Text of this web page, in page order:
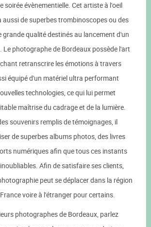
soirée évènementielle. Cet artiste à l'oeil
aussi de superbes trombinoscopes ou des
grande qualité destinés au lancement d'un
Le photographe de Bordeaux possède l'art
retranscrire les émotions à travers
équipé d'un matériel ultra performant
technologies, ce qui lui permet
maîtrise du cadrage et de la lumière.
souvenirs remplis de témoignages, il
de superbes albums photos, des livres
numériques afin que tous ces instants
Afin de satisfaire ses clients,
peut se déplacer dans la région
voire à l'étranger pour certains.
photographes de Bordeaux, parlez